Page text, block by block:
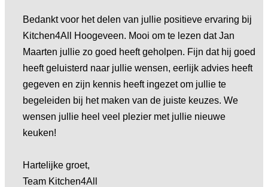
Bedankt voor het delen van jullie positieve ervaring bij
Kitchen4All Hoogeveen. Mooi om te lezen dat Jan
Maarten jullie zo goed heeft geholpen. Fijn dat hij goed
heeft geluisterd naar jullie wensen, eerlijk advies heeft
gegeven en zijn kennis heeft ingezet om jullie te
begeleiden bij het maken van de juiste keuzes. We
wensen jullie heel veel plezier met jullie nieuwe
keuken!
Hartelijke groet,
Team Kitchen4All